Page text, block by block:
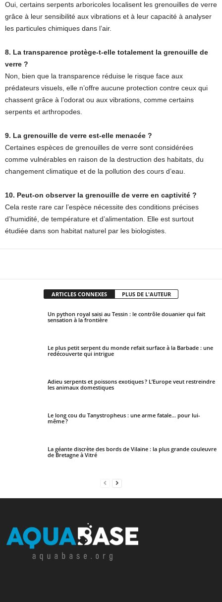
Oui, certains serpents arboricoles localisent les grenouilles de verre
grâce à leur sensibilité aux vibrations et à leur capacité à analyser
les particules chimiques dans l’air.
8. La transparence protège-t-elle totalement la grenouille de
verre ?
Non, bien que la transparence réduise le risque face aux
prédateurs visuels, elle n’offre aucune protection contre ceux qui
chassent grâce à l’odorat ou aux vibrations, comme certains
serpents et arthropodes.
9. La grenouille de verre est-elle menacée ?
Certaines espèces de grenouilles de verre sont considérées
comme vulnérables en raison de la destruction des habitats, du
changement climatique et de la pollution des cours d’eau.
10. Peut-on observer la grenouille de verre en captivité ?
Cela reste rare car l’espèce nécessite des conditions précises
d’humidité, de température et d’alimentation. Elle est surtout
étudiée dans son habitat naturel par les biologistes.
ARTICLES CONNEXES PLUS DE L'AUTEUR
Un python royal saisi au Tessin : le contrôle douanier qui fait
sensation à la frontière
Le plus petit serpent du monde refait surface à la Barbade : une
redécouverte qui intrigue
Adieu serpents et poissons exotiques ? L’Europe veut restreindre
les animaux domestiques
Le long cou du Tanystropheus : une arme fatale… pour lui-
même ?
La géante discrète des bords de Vilaine : la plus grande couleuvre
de Bretagne à Vitré